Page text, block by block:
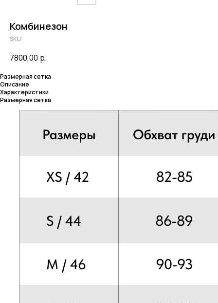
Комбинезон
SKU:
7800,00 р.
Размерная сетка
Описание
Характеристики
Размерная сетка